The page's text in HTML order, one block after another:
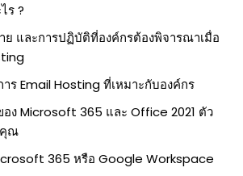
ร ?
และการปฏิบัติที่องค์กรต้องพิจารณาเมื่อ
าร Email Hosting ที่เหมาะกับองค์กร
อง Microsoft 365 และ Office 2021 ตัว
คุณ
365 หรือ Google Workspace